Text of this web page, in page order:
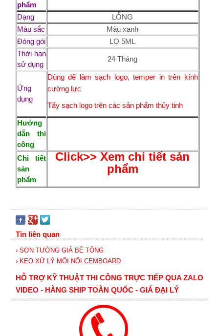
phẩm
Dạng
LỎNG
Màu sắc
Màu xanh
Đóng gói
LỌ 5ML
Thời hạn
sử dụng
24 Tháng
Ứng
dụng
Dùng để làm sạch logo, temper in trên kính
cường lực
Tẩy sạch logo trên các sản phẩm thủy tinh
Hướng
dẫn thi
công
Chi tiết
sản
phẩm
Click>> Xem chi tiết sản
phẩm
Tin liên quan
› SƠN TƯỜNG GIẢ BÊ TÔNG
› KEO XỬ LÝ MỐI NỐI CEMBOARD
HỖ TRỢ KỸ THUẬT THI CÔNG TRỰC TIẾP QUA ZALO
VIDEO - HÀNG SHIP TOÀN QUỐC - GIÁ ĐẠI LÝ